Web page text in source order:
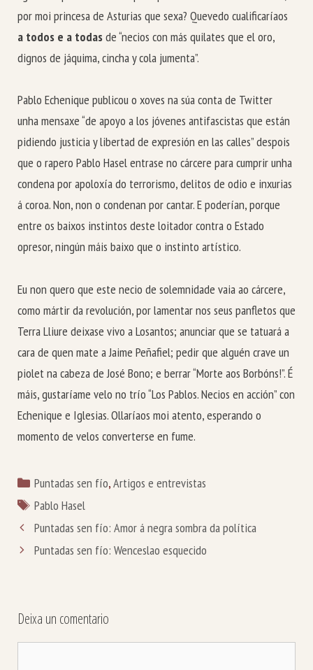
por moi princesa de Asturias que sexa? Quevedo cualificaríaos
a todos e a todasde “necios con más quilates que el oro,
dignos de jáquima, cincha y cola jumenta”.
Pablo Echenique publicou o xoves na súa conta de Twitter
unha mensaxe “de apoyo a los jóvenes antifascistas que están
pidiendo justicia y libertad de expresión en las calles” despois
que o rapero Pablo Hasel entrase no cárcere para cumprir unha
condena por apoloxía do terrorismo, delitos de odio e inxurias
á coroa. Non, non o condenan por cantar. E poderían, porque
entre os baixos instintos deste loitador contra o Estado
opresor, ningún máis baixo que o instinto artístico.
Eu non quero que este necio de solemnidade vaia ao cárcere,
como mártir da revolución, por lamentar nos seus panfletos que
Terra Lliure deixase vivo a Losantos; anunciar que se tatuará a
cara de quen mate a Jaime Peñafiel; pedir que alguén crave un
piolet na cabeza de José Bono; e berrar “Morte aos Borbóns!”. É
máis, gustaríame velo no trío “Los Pablos. Necios en acción” con
Echenique e Iglesias. Ollaríaos moi atento, esperando o
momento de velos converterse en fume.
Categorías
Puntadas sen fío,Artigos e entrevistas
Etiquetas
Pablo Hasel
Puntadas sen fío: Amor á negra sombra da política
Puntadas sen fío: Wenceslao esquecido
Deixa un comentario